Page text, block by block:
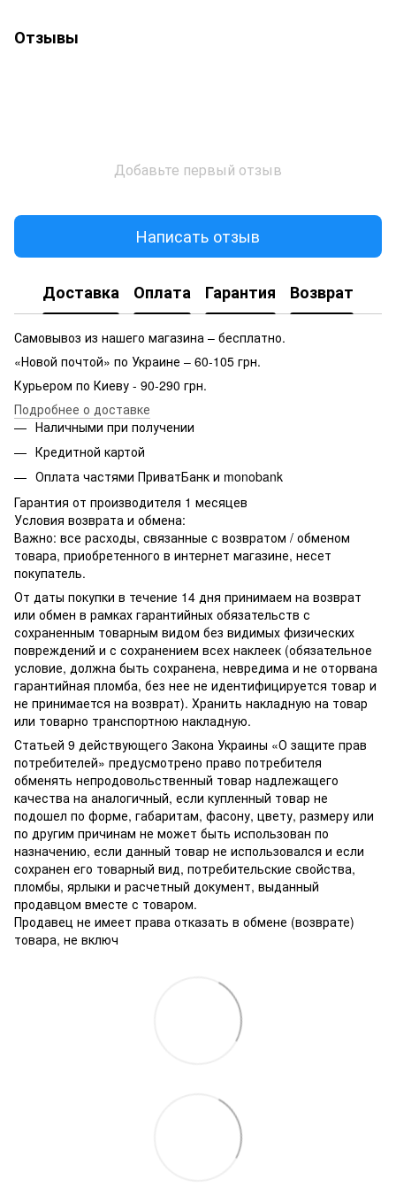
Отзывы
Добавьте первый отзыв
Написать отзыв
Доставка Оплата Гарантия Возврат
Самовывоз из нашего магазина – бесплатно.
«Новой почтой» по Украине – 60-105 грн.
Курьером по Киеву - 90-290 грн.
Подробнее о доставке
Наличными при получении
Кредитной картой
Оплата частями ПриватБанк и monobank
Гарантия от производителя 1 месяцев
Условия возврата и обмена:
Важно: все расходы, связанные с возвратом / обменом
товара, приобретенного в интернет магазине, несет
покупатель.
От даты покупки в течение 14 дня принимаем на возврат
или обмен в рамках гарантийных обязательств с
сохраненным товарным видом без видимых физических
повреждений и с сохранением всех наклеек (обязательное
условие, должна быть сохранена, невредима и не оторвана
гарантийная пломба, без нее не идентифицируется товар и
не принимается на возврат). Хранить накладную на товар
или товарно транспортною накладную.
Статьей 9 действующего Закона Украины «О защите прав
потребителей» предусмотрено право потребителя
обменять непродовольственный товар надлежащего
качества на аналогичный, если купленный товар не
подошел по форме, габаритам, фасону, цвету, размеру или
по другим причинам не может быть использован по
назначению, если данный товар не использовался и если
сохранен его товарный вид, потребительские свойства,
пломбы, ярлыки и расчетный документ, выданный
продавцом вместе с товаром.
Продавец не имеет права отказать в обмене (возврате)
товара, не включ